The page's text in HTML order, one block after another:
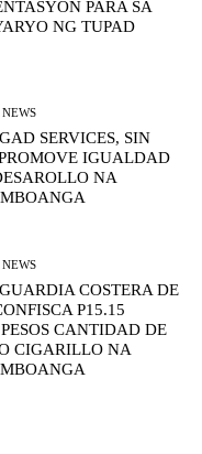
PARA SA
NG TUPAD
SERVICES, SIN
IGUALDAD
NA
COSTERA DE
P15.15
CANTIDAD DE
CIGARILLO NA